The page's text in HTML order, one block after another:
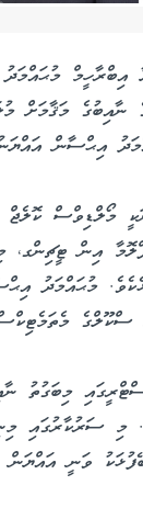
އިބްރާހީމް
ނާއިބުގެ މަޤާމަށް
އިޙްސާން
މޯލްޑިވްސް
އިން
މުޙައްމަދު
ސްކޫލްގެ
މިބަގުތު
މި ސަރުކާރުގައި